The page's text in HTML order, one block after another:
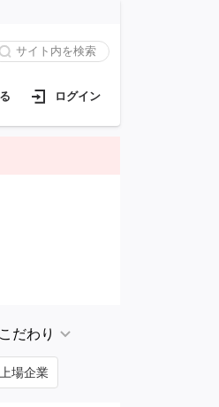
ログイン
だわり
上場企業